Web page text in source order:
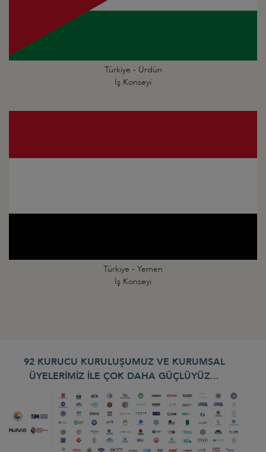
Türkiye - Ürdün
İş Konseyi
Türkiye - Yemen
İş Konseyi
92 KURUCU KURULUŞUMUZ VE KURUMSAL
ÜYELERİMİZ İLE ÇOK DAHA GÜÇLÜYÜZ...